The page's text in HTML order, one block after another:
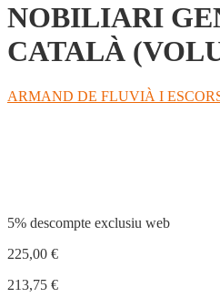
NOBILIARI
CATALÀ
ARMAND DE FLUVIÀ I
5% descompte exclusiu web
225,00 €
213,75 €